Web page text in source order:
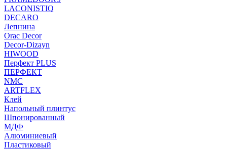
LACONISTIQ
DECARO
Лепнина
Orac Decor
Decor-Dizayn
HIWOOD
Перфект PLUS
ПЕРФЕКТ
NMC
ARTFLEX
Клей
Напольный плинтус
Шпонированный
МДФ
Алюминиевый
Пластиковый